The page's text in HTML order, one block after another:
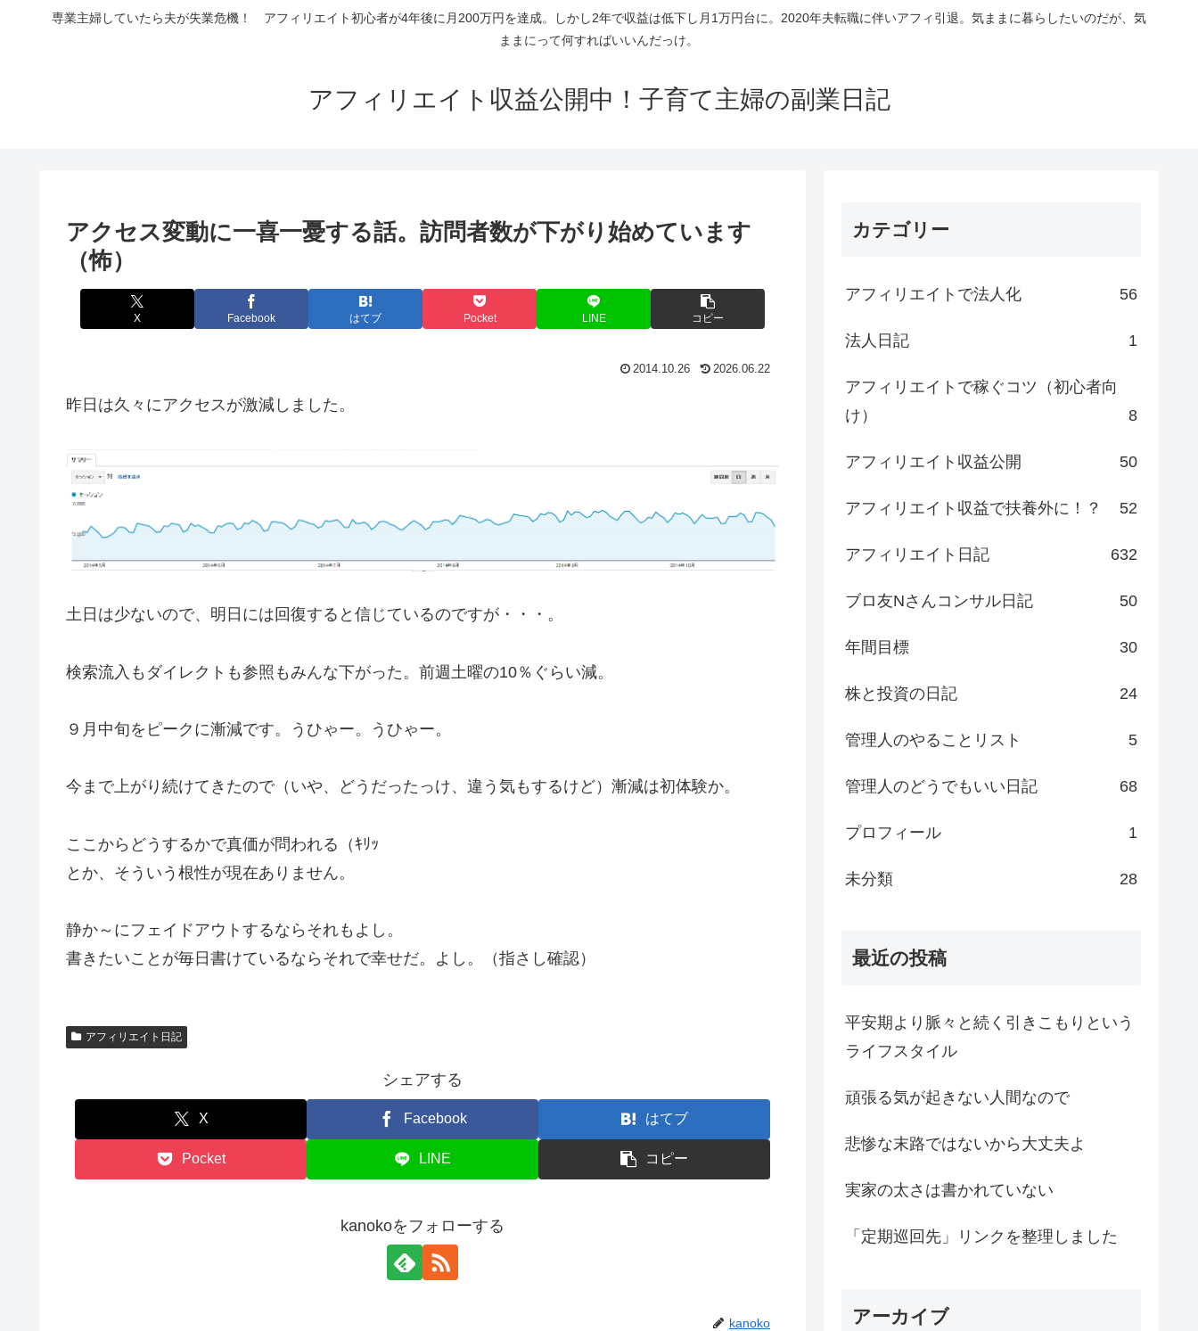
専業主婦していたら夫が失業危機！ アフィリエイト初心者が4年後に月200万円を達成。しかし2年で収益は低下し月1万円台に。2020年夫転職に伴いアフィ引退。気ままに暮らしたいのだが、気
ままにって何すればいいんだっけ。
アフィリエイト収益公開中！子育て主婦の副業日記
アクセス変動に一喜一憂する話。訪問者数が下がり始めています
（怖）
X Facebook はてブ Pocket LINE コピー
2014.10.26 2026.06.22
昨日は久々にアクセスが激減しました。
土日は少ないので、明日には回復すると信じているのですが・・・。
検索流入もダイレクトも参照もみんな下がった。前週土曜の10％ぐらい減。
９月中旬をピークに漸減です。うひゃー。うひゃー。
今まで上がり続けてきたので（いや、どうだったっけ、違う気もするけど）漸減は初体験か。
ここからどうするかで真価が問われる（ｷﾘｯ
とか、そういう根性が現在ありません。
静か～にフェイドアウトするならそれもよし。
書きたいことが毎日書けているならそれで幸せだ。よし。（指さし確認）
アフィリエイト日記
シェアする
X Facebook はてブ
Pocket LINE コピー
kanokoをフォローする
kanoko
カテゴリー
アフィリエイトで法人化 56
法人日記 1
アフィリエイトで稼ぐコツ（初心者向
け）
8
アフィリエイト収益公開 50
アフィリエイト収益で扶養外に！？ 52
アフィリエイト日記 632
ブロ友Nさんコンサル日記 50
年間目標 30
株と投資の日記 24
管理人のやることリスト 5
管理人のどうでもいい日記 68
プロフィール 1
未分類 28
最近の投稿
平安期より脈々と続く引きこもりという
ライフスタイル
頑張る気が起きない人間なので
悲惨な末路ではないから大丈夫よ
実家の太さは書かれていない
「定期巡回先」リンクを整理しました
アーカイブ